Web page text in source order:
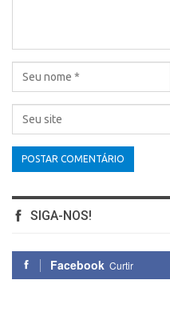
SIGA-NOS!
Facebook Curtir